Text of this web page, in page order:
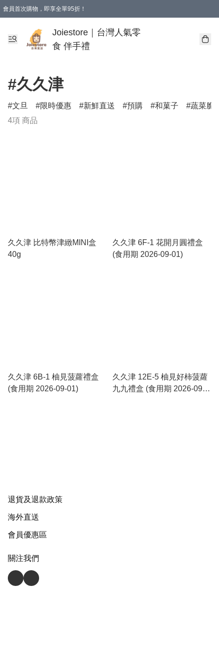
會員首次購物，即享全單95折！
購物滿 HKD 350.00即享免運費優惠！（適用於 本地送貨、本地取貨 )
Joiestore｜台灣人氣零
食 伴手禮
#久久津
文旦 限時優惠 新鮮直送 預購 和菓子
蔬菜脆
4項 商品
久久津 比特幣津緻MINI盒
40g
久久津 6F-1 花開月圓禮盒
(食用期 2026-09-01)
久久津 6B-1 柚見菠蘿禮盒
(食用期 2026-09-01)
久久津 12E-5 柚見好柿菠蘿
九九禮盒 (食用期 2026-09-
退貨及退款政策
海外直送
會員優惠區
關注我們